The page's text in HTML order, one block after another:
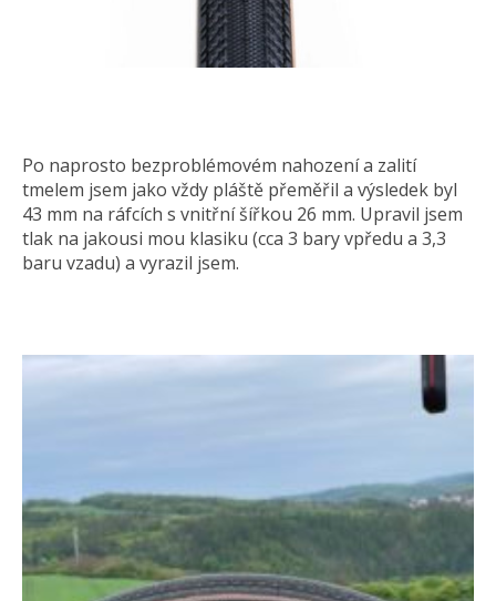
Po naprosto bezproblémovém nahození a zalití
tmelem jsem jako vždy pláště přeměřil a výsledek byl
43 mm na ráfcích s vnitřní šířkou 26 mm. Upravil jsem
tlak na jakousi mou klasiku (cca 3 bary vpředu a 3,3
baru vzadu) a vyrazil jsem.